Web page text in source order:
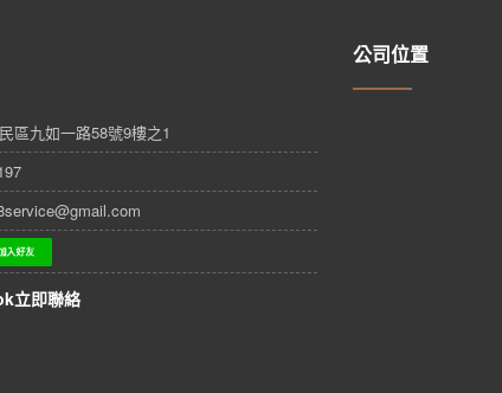
區九如一路58號9樓之1
立即聯絡
公司位置